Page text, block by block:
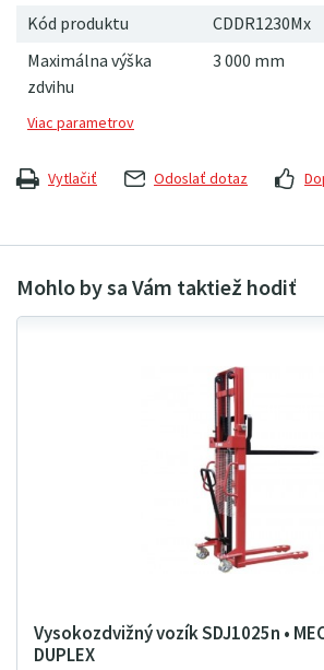
Kód produktu
CDDR1230Mx
Maximálna výška
zdvihu
3 000 mm
Vytlačiť Odoslať dotaz
Vysokozdvižný vozík SDJ1025n •
DUPLEX